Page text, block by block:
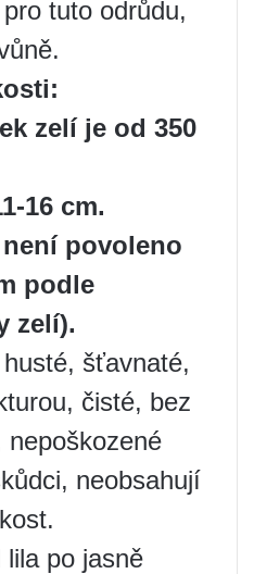
tuto odrůdu,
zelí je od 350
1-16 cm.
povoleno
podle
zelí).
šťavnaté,
čisté, bez
nepoškozené
neobsahují
lila po jasně